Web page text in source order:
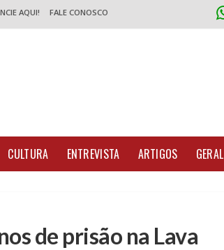
AQUI! FALE CONOSCO
CULTURA ENTREVISTA ARTIGOS GERAL
de prisão na Lava